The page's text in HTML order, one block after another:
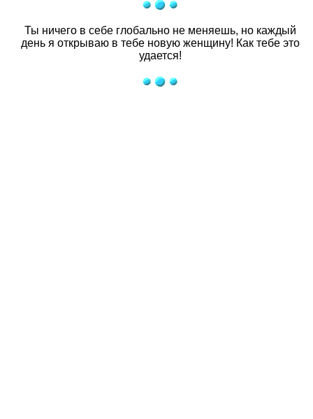
Ты ничего в себе глобально не меняешь, но каждый
день я открываю в тебе новую женщину! Как тебе это
удается!